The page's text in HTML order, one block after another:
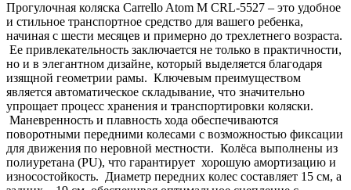
Mango
Beige
Прогулочная коляска Carrello Atom M CRL-5527 – это удобное
и стильное транспортное средство для вашего ребенка,
начиная с шести месяцев и примерно до трехлетнего возраста.
Ее привлекательность заключается не только в практичности,
но и в элегантном дизайне, который выделяется благодаря
изящной геометрии рамы. Ключевым преимуществом
является автоматическое складывание, что значительно
упрощает процесс хранения и транспортировки коляски.
Маневренность и плавность хода обеспечиваются
поворотными передними колесами с возможностью фиксации
для движения по неровной местности. Колёса выполнены из
полиуретана (PU), что гарантирует хорошую амортизацию и
износостойкость. Диаметр передних колес составляет 15 см, а